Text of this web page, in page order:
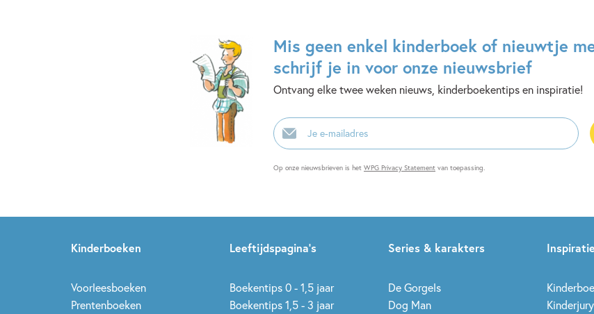
Mis geen enkel kinderboek of nieuwtje
schrijf je in voor onze nieuwsbrief
Ontvang elke twee weken nieuws, kinderboekentips en inspiratie!
E-
mailadres
Op onze nieuwsbrieven is het WPG Privacy Statement van toepassing.
Kinderboeken
Voorleesboeken
Prentenboeken
Leeftijdspagina’s
Boekentips 0 - 1,5 jaar
Boekentips 1,5 - 3 jaar
Series & karakters
De Gorgels
Dog Man
Kinderjury